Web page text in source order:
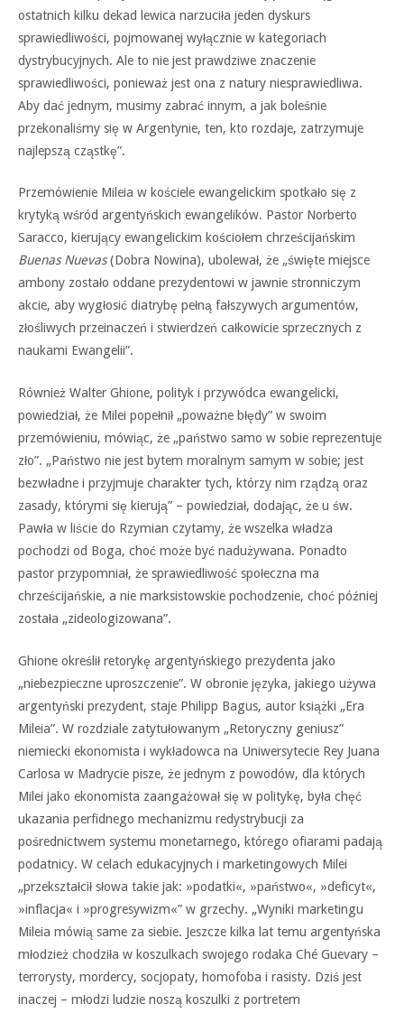
ostatnich kilku dekad lewica narzuciła jeden dyskurs
sprawiedliwości, pojmowanej wyłącznie w kategoriach
dystrybucyjnych. Ale to nie jest prawdziwe znaczenie
sprawiedliwości, ponieważ jest ona z natury niesprawiedliwa.
Aby dać jednym, musimy zabrać innym, a jak boleśnie
przekonaliśmy się w Argentynie, ten, kto rozdaje, zatrzymuje
najlepszą cząstkę”.
Przemówienie Mileia w kościele ewangelickim spotkało się z
krytyką wśród argentyńskich ewangelików. Pastor Norberto
Saracco, kierujący ewangelickim kościołem chrześcijańskim
Buenas Nuevas(Dobra Nowina), ubolewał, że „święte miejsce
ambony zostało oddane prezydentowi w jawnie stronniczym
akcie, aby wygłosić diatrybę pełną fałszywych argumentów,
złośliwych przeinaczeń i stwierdzeń całkowicie sprzecznych z
naukami Ewangelii”.
Również Walter Ghione, polityk i przywódca ewangelicki,
powiedział, że Milei popełnił „poważne błędy” w swoim
przemówieniu, mówiąc, że „państwo samo w sobie reprezentuje
zło”. „Państwo nie jest bytem moralnym samym w sobie; jest
bezwładne i przyjmuje charakter tych, którzy nim rządzą oraz
zasady, którymi się kierują” – powiedział, dodając, że u św.
Pawła w liście do Rzymian czytamy, że wszelka władza
pochodzi od Boga, choć może być nadużywana. Ponadto
pastor przypomniał, że sprawiedliwość społeczna ma
chrześcijańskie, a nie marksistowskie pochodzenie, choć później
została „zideologizowana”.
Ghione określił retorykę argentyńskiego prezydenta jako
„niebezpieczne uproszczenie”. W obronie języka, jakiego używa
argentyński prezydent, staje Philipp Bagus, autor książki „Era
Mileia”. W rozdziale zatytułowanym „Retoryczny geniusz”
niemiecki ekonomista i wykładowca na Uniwersytecie Rey Juana
Carlosa w Madrycie pisze, że jednym z powodów, dla których
Milei jako ekonomista zaangażował się w politykę, była chęć
ukazania perfidnego mechanizmu redystrybucji za
pośrednictwem systemu monetarnego, którego ofiarami padają
podatnicy. W celach edukacyjnych i marketingowych Milei
„przekształcił słowa takie jak: »podatki«, »państwo«, »deficyt«,
»inflacja« i »progresywizm«” w grzechy. „Wyniki marketingu
Mileia mówią same za siebie. Jeszcze kilka lat temu argentyńska
młodzież chodziła w koszulkach swojego rodaka Ché Guevary –
terrorysty, mordercy, socjopaty, homofoba i rasisty. Dziś jest
inaczej – młodzi ludzie noszą koszulki z portretem